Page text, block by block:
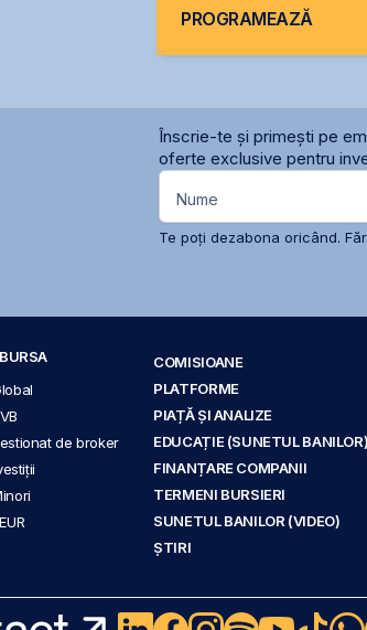
PROGRAMEAZĂ
Înscrie-te și primești pe
oferte exclusive pentru
Nume
Te poți dezabona oricând.
de broker
COMISIOANE
PLATFORME
PIAȚĂ ȘI ANALIZE
EDUCAȚIE (SUNETUL BANILOR)
FINANȚARE COMPANII
TERMENI BURSIERI
SUNETUL BANILOR (VIDEO)
ȘTIRI